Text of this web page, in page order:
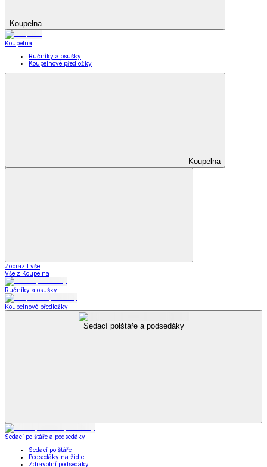
Koupelna
Koupelna
Ručníky a osušky
Koupelnové předložky
Koupelna
Zobrazit vše
Vše z Koupelna
Ručníky a osušky
Koupelnové předložky
Sedací polštáře a podsedáky
Sedací polštáře a podsedáky
Sedací polštáře
Podsedáky na židle
Zdravotní podsedáky